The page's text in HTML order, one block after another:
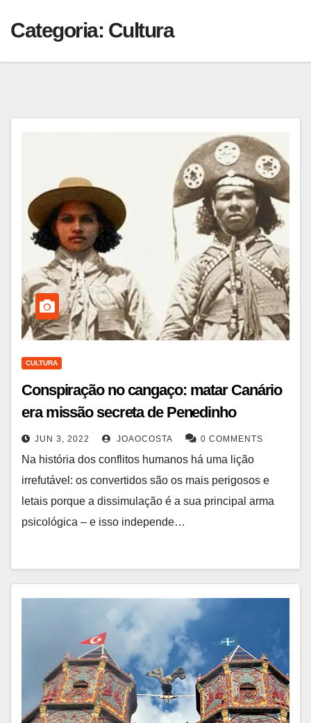
Categoria: Cultura
CULTURA
Conspiração no cangaço: matar Canário
era missão secreta de Penedinho
JUN 3, 2022 JOAOCOSTA 0 COMMENTS
Na história dos conflitos humanos há uma lição
irrefutável: os convertidos são os mais perigosos e
letais porque a dissimulação é a sua principal arma
psicológica – e isso independe…